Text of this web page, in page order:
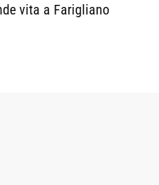
vita a Farigliano